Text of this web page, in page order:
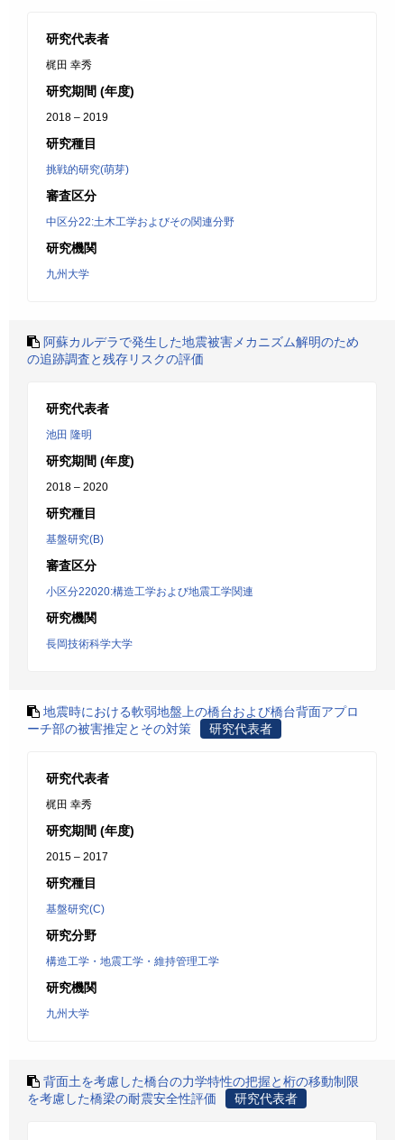
研究代表者
梶田 幸秀
研究期間 (年度)
2018 – 2019
研究種目
挑戦的研究(萌芽)
審査区分
中区分22:土木工学およびその関連分野
研究機関
九州大学
阿蘇カルデラで発生した地震被害メカニズム解明のため
の追跡調査と残存リスクの評価
研究代表者
池田 隆明
研究期間 (年度)
2018 – 2020
研究種目
基盤研究(B)
審査区分
小区分22020:構造工学および地震工学関連
研究機関
長岡技術科学大学
地震時における軟弱地盤上の橋台および橋台背面アプロ
ーチ部の被害推定とその対策
研究代表者
研究代表者
梶田 幸秀
研究期間 (年度)
2015 – 2017
研究種目
基盤研究(C)
研究分野
構造工学・地震工学・維持管理工学
研究機関
九州大学
背面土を考慮した橋台の力学特性の把握と桁の移動制限
を考慮した橋梁の耐震安全性評価
研究代表者